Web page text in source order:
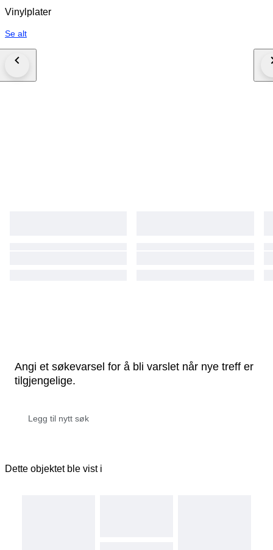
Vinylplater
Se alt
Angi et søkevarsel for å bli varslet når nye treff er
tilgjengelige.
Dette objektet ble vist i